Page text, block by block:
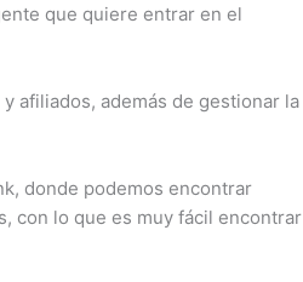
que quiere entrar en el
afiliados, además de gestionar la
donde podemos encontrar
con lo que es muy fácil encontrar